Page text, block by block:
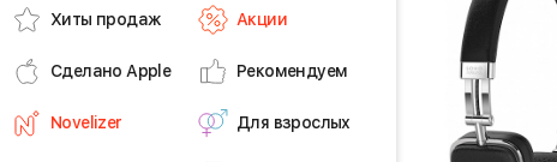
Хиты продаж Акции
Сделано Apple Рекомендуем
Novelizer Для взрослых